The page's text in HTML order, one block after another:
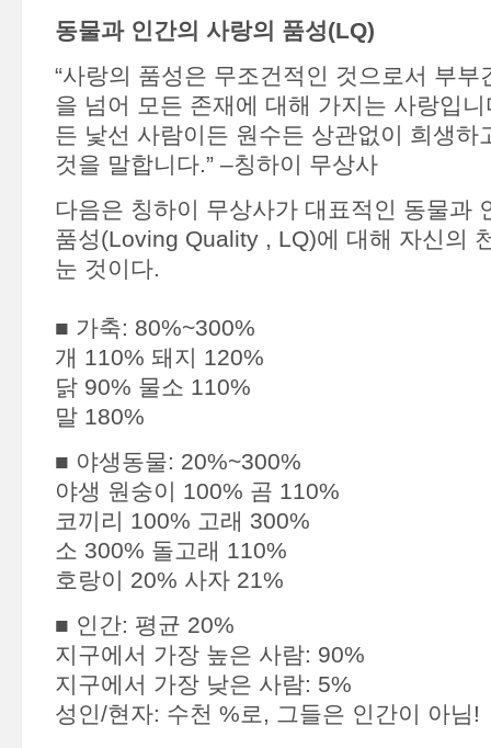
동물과 인간의 사랑의 품성(LQ)
“사랑의 품성은 무조건적인 것으로서 부부
을 넘어 모든 존재에 대해 가지는 사랑입
든 낯선 사람이든 원수든 상관없이 희생하
것을 말합니다.” –칭하이 무상사
다음은 칭하이 무상사가 대표적인 동물과
품성(Loving Quality , LQ)에 대해 자신의
눈 것이다.
■ 가축: 80%~300%
개 110% 돼지 120%
닭 90% 물소 110%
말 180%
■ 야생동물: 20%~300%
야생 원숭이 100% 곰 110%
코끼리 100% 고래 300%
소 300% 돌고래 110%
호랑이 20% 사자 21%
■ 인간: 평균 20%
지구에서 가장 높은 사람: 90%
지구에서 가장 낮은 사람: 5%
성인/현자: 수천 %로, 그들은 인간이 아님!